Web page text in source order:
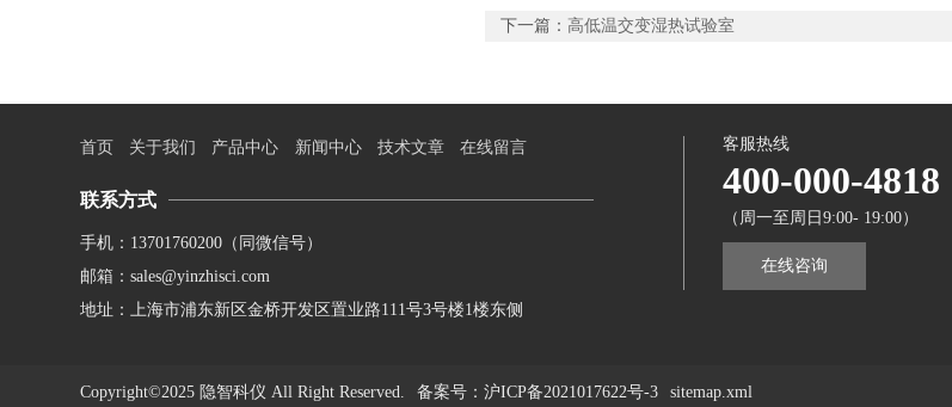
下一篇： 高低温交变湿热试验室
首页 关于我们 产品中心 新闻中心 技术文章 在线留言
联系方式
手机：13701760200（同微信号）
邮箱：sales@yinzhisci.com
地址：上海市浦东新区金桥开发区置业路111号3号楼1楼东侧
客服热线
400-000-4818
（周一至周日9:00- 19:00）
在线咨询
Copyright©2025 隐智科仪 All Right Reserved. 备案号：沪ICP备2021017622号-3 sitemap.xml